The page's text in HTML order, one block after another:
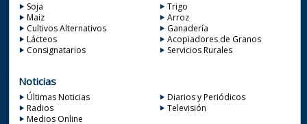
Soja
Trigo
Maiz
Arroz
Cultivos Alternativos
Ganadería
Lácteos
Acopiadores de Granos
Consignatarios
Servicios Rurales
Noticias
Últimas Noticias
Diarios y Periódicos
Radios
Televisión
Medios Online